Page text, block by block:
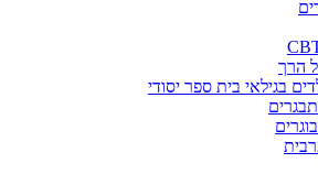
הרך
בגילאי בית ספר יסודי